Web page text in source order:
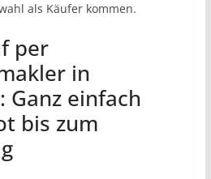
als Käufer kommen.
per
in
Ganz einfach
bis zum